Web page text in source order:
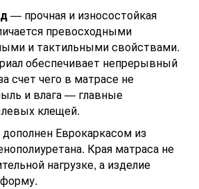
— прочная и износостойкая
превосходными
и тактильными свойствами.
обеспечивает непрерывный
счет чего в матрасе не
и влага — главные
клещей.
Еврокаркасом из
Края матраса не
нагрузке, а изделие